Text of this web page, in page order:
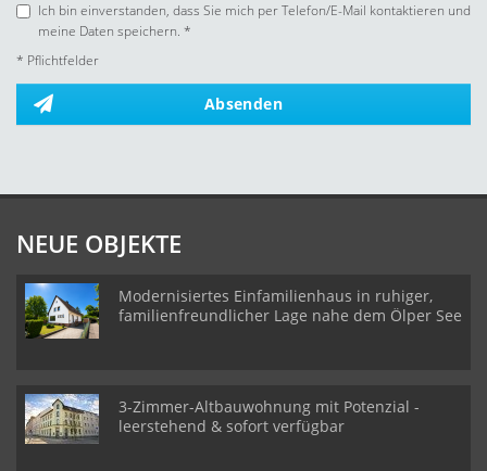
Ich bin einverstanden, dass Sie mich per Telefon/E-Mail kontaktieren und
meine Daten speichern. *
* Pflichtfelder
Absenden
NEUE OBJEKTE
Modernisiertes Einfamilienhaus in ruhiger,
familienfreundlicher Lage nahe dem Ölper See
3-Zimmer-Altbauwohnung mit Potenzial -
leerstehend & sofort verfügbar